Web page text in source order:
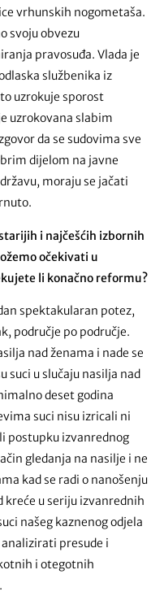
vrhunskih nogometaša.
svoju obvezu
pravosuđa. Vlada je
službenika iz
uzrokuje sporost
uzrokovana slabim
da se sudovima sve
dijelom na javne
moraju se jačati
i najčešćih izbornih
očekivati u
li konačno reformu?
spektakularan potez,
područje po područje.
nad ženama i nade se
suci u slučaju nasilja nad
deset godina
suci nisu izricali ni
postupku izvanrednog
gledanja na nasilje i ne
kad se radi o nanošenju
u seriju izvanrednih
našeg kaznenog odjela
presude i
i otegotnih